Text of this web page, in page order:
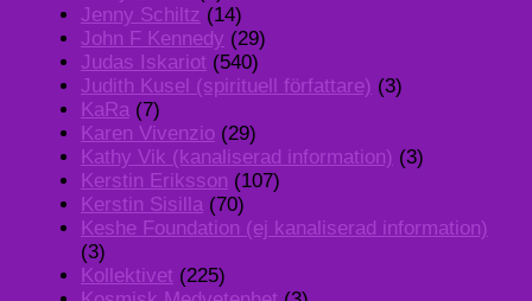
Jenny Schiltz (14)
John F Kennedy (29)
Judas Iskariot (540)
Judith Kusel (spirituell författare) (3)
KaRa (7)
Karen Vivenzio (29)
Kathy Vik (kanaliserad information) (3)
Kerstin Eriksson (107)
Kerstin Sisilla (70)
Keshe Foundation (ej kanaliserad information)
(3)
Kollektivet (225)